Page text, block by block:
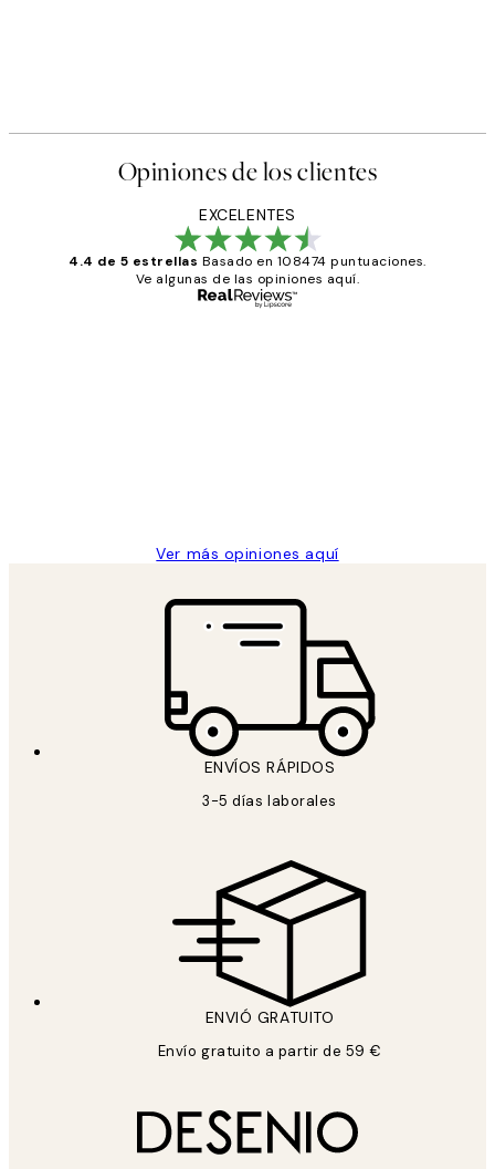
Opiniones de los clientes
EXCELENTES
4.4 de 5 estrellas Basado en 108474 puntuaciones.
Ve algunas de las opiniones aquí.
Ver más opiniones aquí
ENVÍOS RÁPIDOS
3-5 días laborales
ENVIÓ GRATUITO
Envío gratuito a partir de 59 €